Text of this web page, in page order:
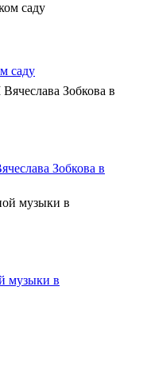
саду
Зобкова в
музыки в